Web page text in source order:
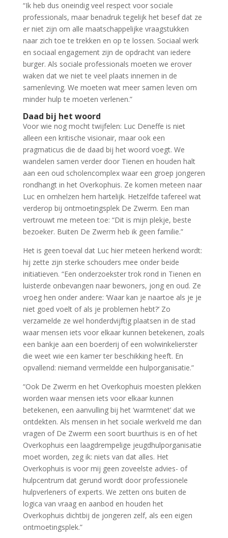
“Ik heb dus oneindig veel respect voor sociale
professionals, maar benadruk tegelijk het besef dat ze
er niet zijn om alle maatschappelijke vraagstukken
naar zich toe te trekken en op te lossen. Sociaal werk
en sociaal engagement zijn de opdracht van iedere
burger. Als sociale professionals moeten we erover
waken dat we niet te veel plaats innemen in de
samenleving. We moeten wat meer samen leven om
minder hulp te moeten verlenen.”
Daad bij het woord
Voor wie nog mocht twijfelen: Luc Deneffe is niet
alleen een kritische visionair, maar ook een
pragmaticus die de daad bij het woord voegt. We
wandelen samen verder door Tienen en houden halt
aan een oud scholencomplex waar een groep jongeren
rondhangt in het Overkophuis. Ze komen meteen naar
Luc en omhelzen hem hartelijk. Hetzelfde tafereel wat
verderop bij ontmoetingsplek De Zwerm. Een man
vertrouwt me meteen toe: “Dit is mijn plekje, beste
bezoeker. Buiten De Zwerm heb ik geen familie.”
Het is geen toeval dat Luc hier meteen herkend wordt:
hij zette zijn sterke schouders mee onder beide
initiatieven. “Een onderzoekster trok rond in Tienen en
luisterde onbevangen naar bewoners, jong en oud. Ze
vroeg hen onder andere: ‘Waar kan je naartoe als je je
niet goed voelt of als je problemen hebt?’ Zo
verzamelde ze wel honderdvijftig plaatsen in de stad
waar mensen iets voor elkaar kunnen betekenen, zoals
een bankje aan een boerderij of een wolwinkelierster
die weet wie een kamer ter beschikking heeft. En
opvallend: niemand vermeldde een hulporganisatie.”
“Ook De Zwerm en het Overkophuis moesten plekken
worden waar mensen iets voor elkaar kunnen
betekenen, een aanvulling bij het ‘warmtenet’ dat we
ontdekten. Als mensen in het sociale werkveld me dan
vragen of De Zwerm een soort buurthuis is en of het
Overkophuis een laagdrempelige jeugdhulporganisatie
moet worden, zeg ik: niets van dat alles. Het
Overkophuis is voor mij geen zoveelste advies- of
hulpcentrum dat gerund wordt door professionele
hulpverleners of experts. We zetten ons buiten de
logica van vraag en aanbod en houden het
Overkophuis dichtbij de jongeren zelf, als een eigen
ontmoetingsplek.”